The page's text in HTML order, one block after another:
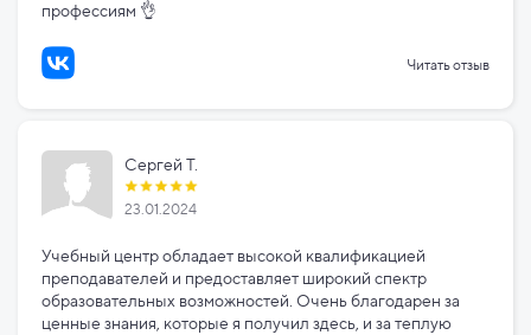
профессиям 👌
Читать отзыв
Сергей Т.
23.01.2024
Учебный центр обладает высокой квалификацией
преподавателей и предоставляет широкий спектр
образовательных возможностей. Очень благодарен за
ценные знания, которые я получил здесь, и за теплую